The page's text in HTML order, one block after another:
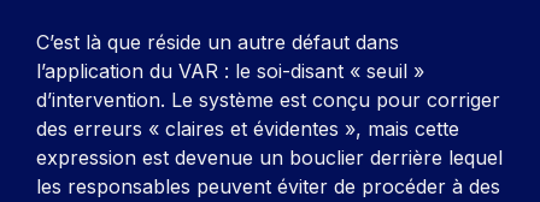
C’est là que réside un autre défaut dans
l’application du VAR : le soi-disant « seuil »
d’intervention. Le système est conçu pour corriger
des erreurs « claires et évidentes », mais cette
expression est devenue un bouclier derrière lequel
les responsables peuvent éviter de procéder à des